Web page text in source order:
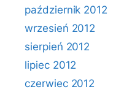
październik 2012
wrzesień 2012
sierpień 2012
lipiec 2012
czerwiec 2012